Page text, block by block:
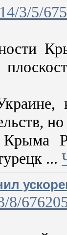
3/5/
...
8/